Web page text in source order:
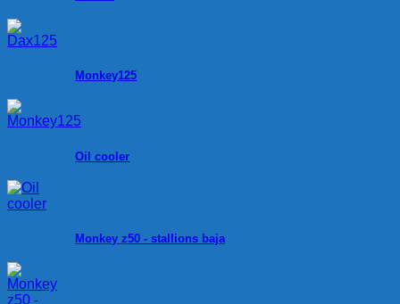
Monkey125
Oil cooler
Monkey z50 - stallions baja